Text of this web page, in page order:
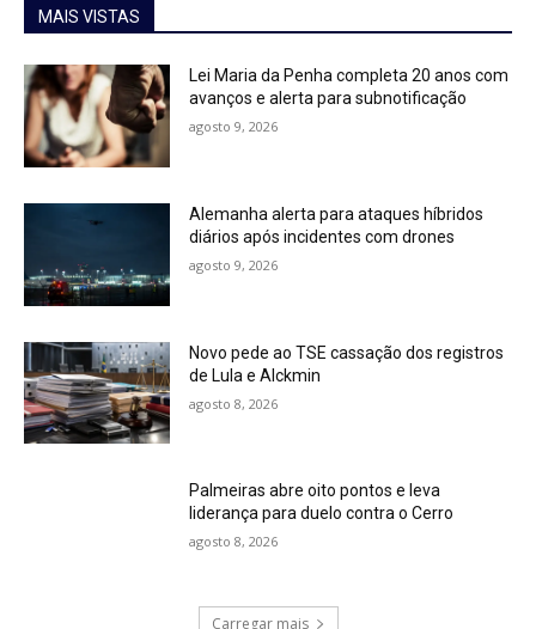
MAIS VISTAS
Lei Maria da Penha completa 20 anos com
avanços e alerta para subnotificação
agosto 9, 2026
Alemanha alerta para ataques híbridos
diários após incidentes com drones
agosto 9, 2026
Novo pede ao TSE cassação dos registros
de Lula e Alckmin
agosto 8, 2026
Palmeiras abre oito pontos e leva
liderança para duelo contra o Cerro
agosto 8, 2026
Carregar mais